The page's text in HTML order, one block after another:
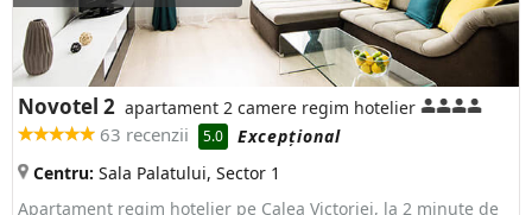
Novotel 2 apartament 2 camere regim hotelier
63 recenzii 5.0
Excepţional
Centru: Sala Palatului, Sector 1
Apartament regim hotelier pe Calea Victoriei, la 2 minute de